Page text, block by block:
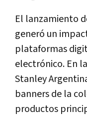
El lanzamiento
generó un
plataformas
electrónico. En
Stanley
banners de la
productos